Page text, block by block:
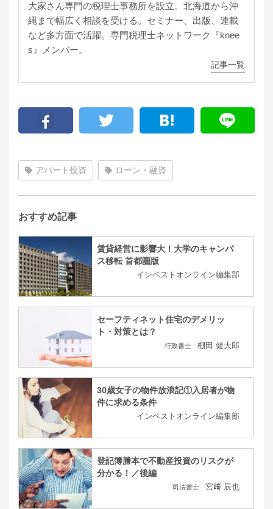
大家さん専門の税理士事務所を設立。北海道から沖
縄まで幅広く相談を受ける。セミナー、出版、連載
など多方面で活躍。専門税理士ネットワーク『knee
s』メンバー。
記事一覧
アパート投資 ローン・融資
おすすめ記事
賃貸経営に影響大！大学のキャンパ
ス移転 首都圏版
インベストオンライン編集部
セーフティネット住宅のデメリッ
ト・対策とは？
行政書士 棚田 健大郎
30歳女子の物件放浪記①入居者が物
件に求める条件
インベストオンライン編集部
登記簿謄本で不動産投資のリスクが
分かる！／後編
司法書士 宮﨑 辰也